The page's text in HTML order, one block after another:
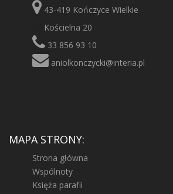
43-419 Kończyce Wielkie
Kościelna 20
33 856 93 10
aniolkonczycki@interia.pl
MAPA STRONY:
Strona główna
Wspólnoty
Księża parafii